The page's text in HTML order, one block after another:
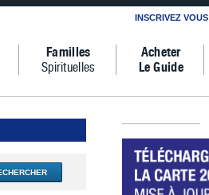
INSCRIVEZ VOUS
Familles
Spirituelles
Acheter
Le Guide